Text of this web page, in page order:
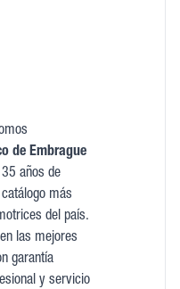
de Embrague
años de
más
del país.
las mejores
garantía
y servicio